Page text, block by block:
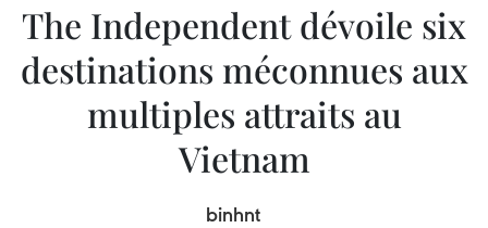
The Independent dévoile six
destinations méconnues aux
multiples attraits au
Vietnam
binhnt